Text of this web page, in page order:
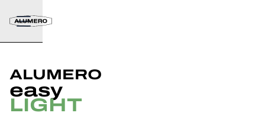
ALUMERO
easy
LIGHT